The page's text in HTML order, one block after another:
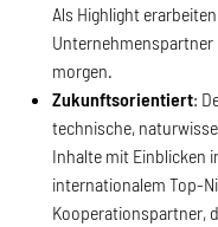
Als Highlight
morgen.
Zukunftsorientiert:
technische,
Inhalte mit Einblicken
internationalem Top-
Kooperationspartner,